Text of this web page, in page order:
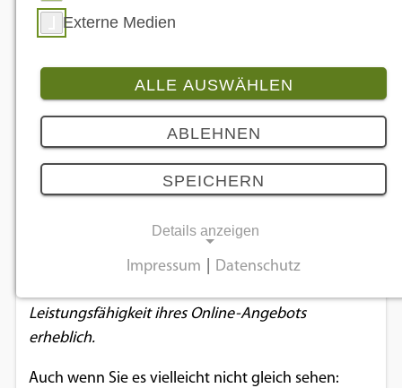
Dank AMP: world-of-bike.de zündet
den Turbo
14.03.2018
Die World of Bike nutzt ab sofort die neue Web-
Leistungsfähigkeit ihres Online-Angebots
erheblich.
Auch wenn Sie es vielleicht nicht gleich sehen:
Externe Medien
ALLE AUSWÄHLEN
ABLEHNEN
SPEICHERN
Details anzeigen
Notwendige Cookies ermöglichen
grundlegende Funktionen und sind für die
Impressum Datenschutz